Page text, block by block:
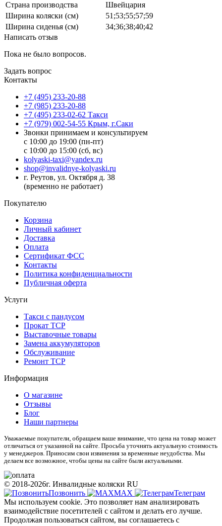
Страна производства
Швейцария
Ширина коляски (см)
51;53;55;57;59
Ширина сиденья (см)
34;36;38;40;42
Написать отзыв
Пока не было вопросов.
Задать вопрос
Контакты
+7 (495) 233-20-88
+7 (985) 233-20-88
+7 (495) 233-02-62 Такси
+7 (979) 002-54-55 Крым, г.Саки
Звонки принимаем и консультируем
с 10:00 до 19:00 (пн-пт)
с 10:00 до 15:00 (сб, вс)
kolyaski-taxi@yandex.ru
shop@invalidnye-kolyaski.ru
г. Реутов, ул. Октября д. 38
(временно не работает)
Покупателю
Корзина
Личный кабинет
Доставка
Оплата
Сертификат ФСС
Контакты
Политика конфиденциальности
Публичная оферта
Услуги
Такси с пандусом
Прокат ТСР
Выставочные товары
Замена аккумуляторов
Обслуживание
Ремонт ТСР
Информация
О магазине
Отзывы
Блог
Наши партнеры
Уважаемые покупатели, обращаем ваше внимание, что цена на товар может
отличаться от указанной на сайте. Просьба уточнять актуальную стоимость
у менеджеров. Приносим свои извинения за временные неудобства. Мы
делаем все возможное, чтобы цены на сайте были актуальными.
© 2018-2026г. Инвалидные коляски RU
Позвонить
МАХ
Телеграм
Мы используем cookie. Это позволяет нам анализировать
взаимодействие посетителей с сайтом и делать его лучше.
Продолжая пользоваться сайтом, вы соглашаетесь с